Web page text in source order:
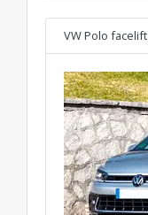
VW Polo facelift